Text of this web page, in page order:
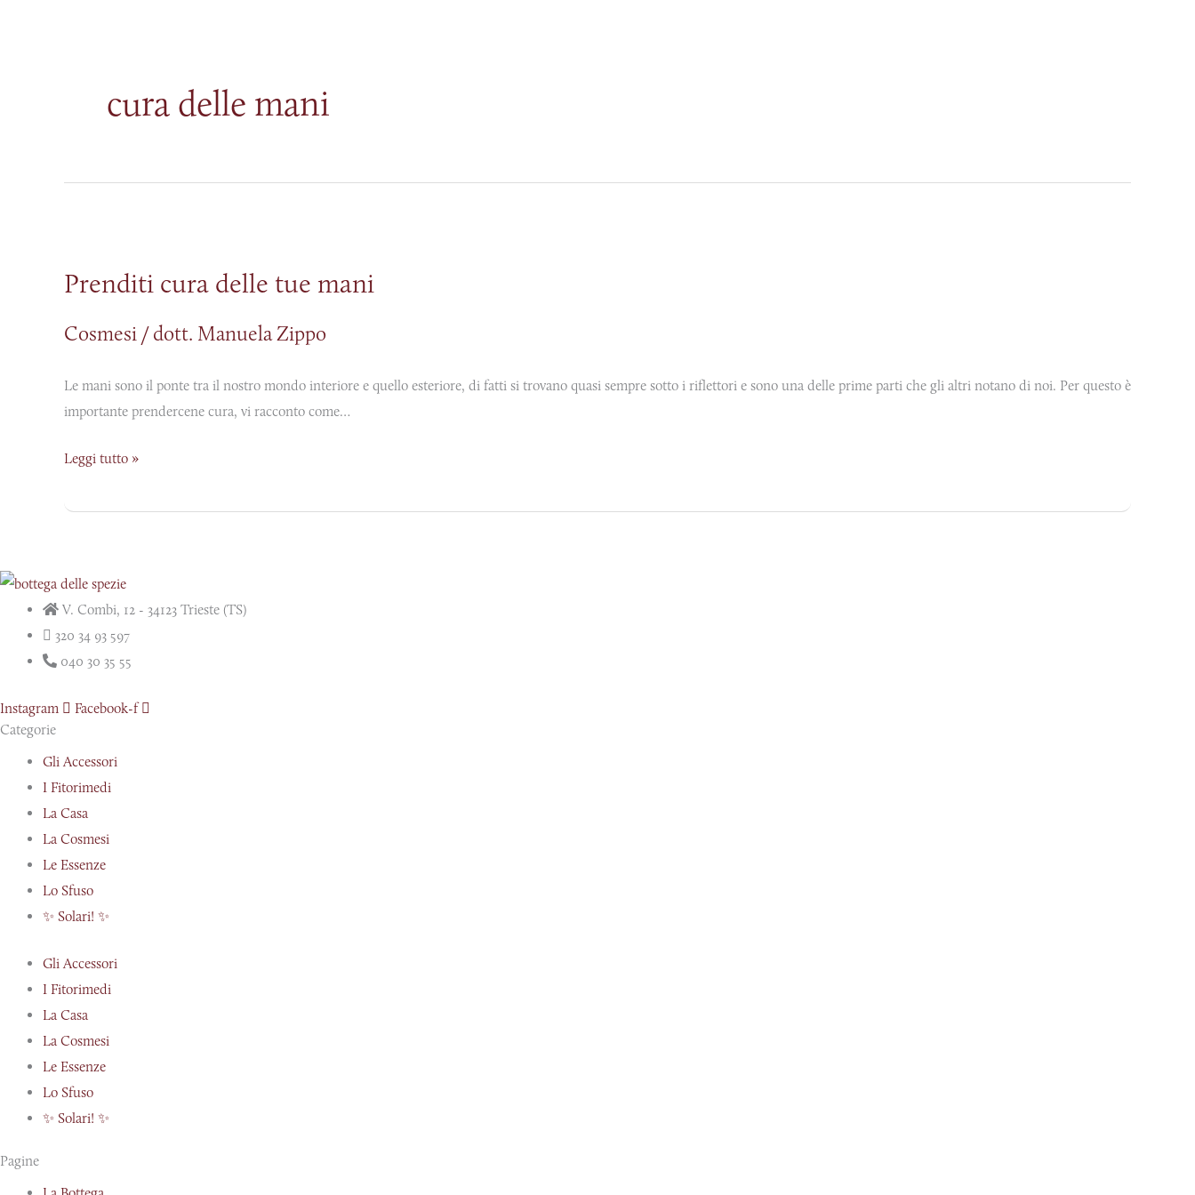
cura delle mani
Prenditi cura delle tue mani
Cosmesi /dott. Manuela Zippo
Le mani sono il ponte tra il nostro mondo interiore e quello esteriore, di fatti si trovano quasi sempre sotto i riflettori e sono una delle prime parti che gli altri notano di noi. Per questo è
importante prendercene cura, vi racconto come…
delle
mani
Leggi tutto »
V. Combi, 12 - 34123 Trieste (TS)
320 34 93 597
040 30 35 55
Instagram
Facebook-f
Categorie
Gli Accessori
I Fitorimedi
La Casa
La Cosmesi
Le Essenze
Lo Sfuso
✨ Solari! ✨
Gli Accessori
I Fitorimedi
La Casa
La Cosmesi
Le Essenze
Lo Sfuso
✨ Solari! ✨
Pagine